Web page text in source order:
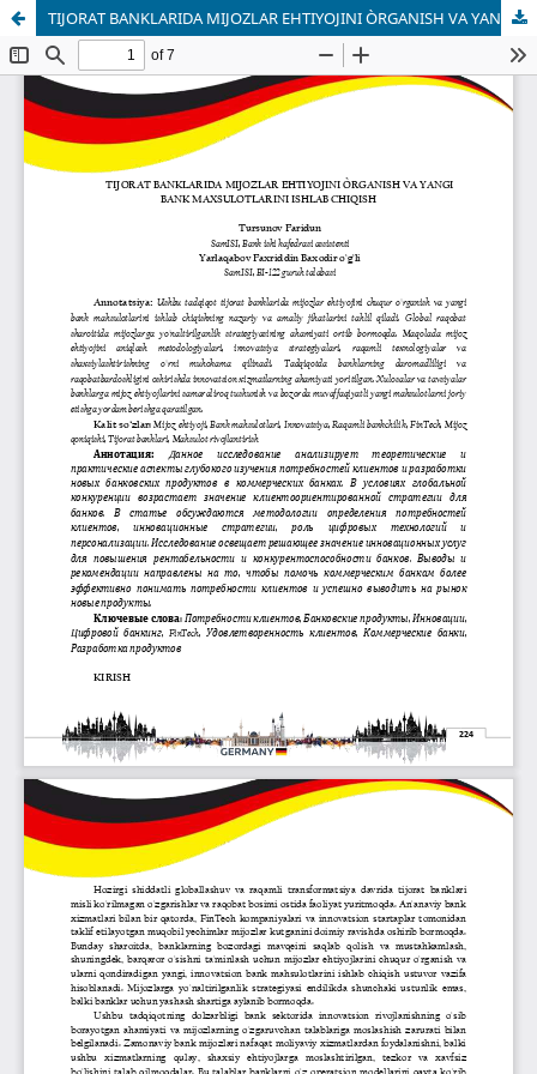
TIJORAT BANKLARIDA MIJOZLAR EHTIYOJINI ÒRGANISH VA YANGI BANK MAXSULOTLARINI ISHLAB CHIQISH